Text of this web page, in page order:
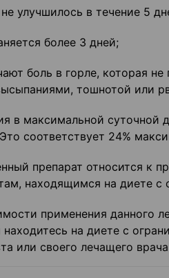
улучшилось в течение 5
более 3 дней;
боль в горле, которая
тошнотой или
в максимальной суточной
соответствует 24%
препарат относится к
находящимся на диете с
применения данного
на диете с
или своего лечащего